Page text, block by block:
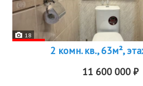
18
2 комн. кв., 63м²,
11 600 000 ₽